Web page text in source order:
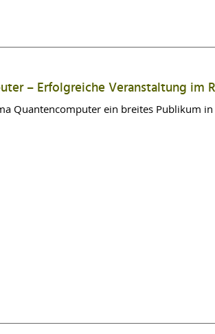
– Erfolgreiche Veranstaltung im
Quantencomputer ein breites Publikum